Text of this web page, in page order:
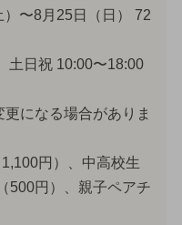
〜8月25日（日） 72
土日祝 10:00〜18:00
になる場合がありま
円）、中高校生
500円）、親子ペアチ